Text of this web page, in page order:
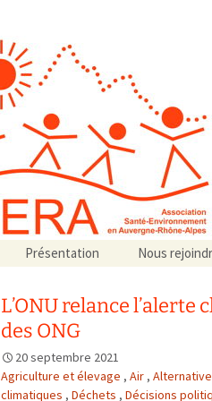
Présentation
Associations partenaires
Associations adhérentes
Nous
L’ONU relance
des ONG
20 septembre 2021
Agriculture et élevage , Air ,
climatiques , Déchets , Décisions